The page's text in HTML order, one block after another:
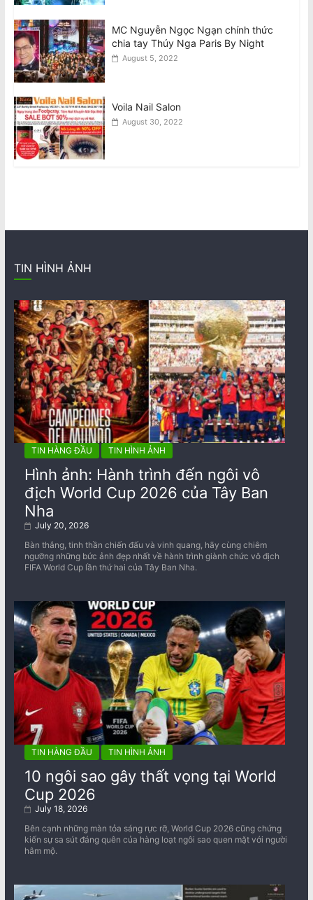
MC Nguyễn Ngọc Ngạn chính thức
chia tay Thúy Nga Paris By Night
August 5, 2022
Voila Nail Salon
August 30, 2022
TIN HÌNH ẢNH
TIN HÀNG ĐẦU TIN HÌNH ẢNH
Hình ảnh: Hành trình đến ngôi vô
địch World Cup 2026 của Tây Ban
Nha
July 20, 2026
Bàn thắng, tinh thần chiến đấu và vinh quang, hãy cùng chiêm
ngưỡng những bức ảnh đẹp nhất về ​​hành trình giành chức vô địch
FIFA World Cup lần thứ hai của Tây Ban Nha.
TIN HÀNG ĐẦU TIN HÌNH ẢNH
10 ngôi sao gây thất vọng tại World
Cup 2026
July 18, 2026
Bên cạnh những màn tỏa sáng rực rỡ, World Cup 2026 cũng chứng
kiến sự sa sút đáng quên của hàng loạt ngôi sao quen mặt với người
hâm mộ.